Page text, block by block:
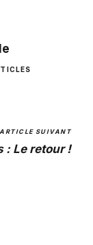
ARTICLE SUIVANT
: Le retour !